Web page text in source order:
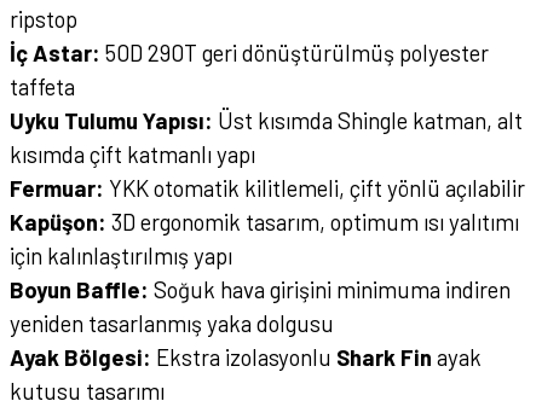
ripstop
İç Astar: 50D 290T geri dönüştürülmüş polyester
taffeta
Uyku Tulumu Yapısı: Üst kısımda Shingle katman, alt
kısımda çift katmanlı yapı
Fermuar: YKK otomatik kilitlemeli, çift yönlü açılabilir
Kapüşon: 3D ergonomik tasarım, optimum ısı yalıtımı
için kalınlaştırılmış yapı
Boyun Baffle: Soğuk hava girişini minimuma indiren
yeniden tasarlanmış yaka dolgusu
Ayak Bölgesi: Ekstra izolasyonlu Shark Fin ayak
kutusu tasarımı